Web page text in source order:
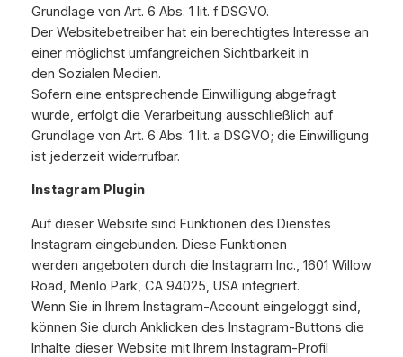
Grundlage von Art. 6 Abs. 1 lit. f DSGVO.
Der Websitebetreiber hat ein berechtigtes Interesse an
einer möglichst umfangreichen Sichtbarkeit in
den Sozialen Medien.
Sofern eine entsprechende Einwilligung abgefragt
wurde, erfolgt die Verarbeitung ausschließlich auf
Grundlage von Art. 6 Abs. 1 lit. a DSGVO; die Einwilligung
ist jederzeit widerrufbar.
Instagram Plugin
Auf dieser Website sind Funktionen des Dienstes
Instagram eingebunden. Diese Funktionen
werden angeboten durch die Instagram Inc., 1601 Willow
Road, Menlo Park, CA 94025, USA integriert.
Wenn Sie in Ihrem Instagram-Account eingeloggt sind,
können Sie durch Anklicken des Instagram-Buttons die
Inhalte dieser Website mit Ihrem Instagram-Profil